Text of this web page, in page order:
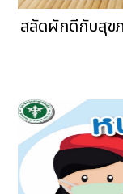
สลัดผักดีกับสุข